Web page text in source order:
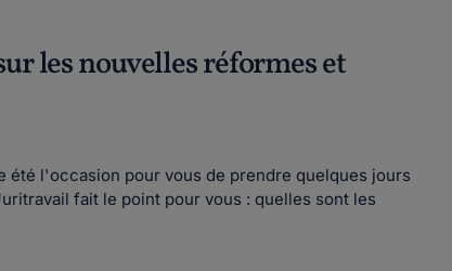
les nouvelles réformes et
été l'occasion pour vous de prendre quelques jours
fait le point pour vous : quelles sont les